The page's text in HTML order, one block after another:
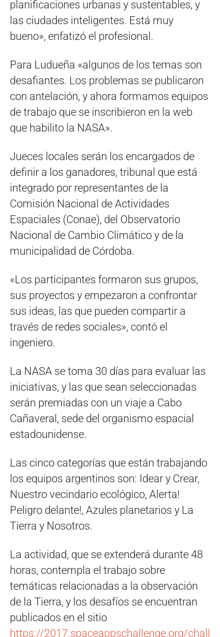
planificaciones urbanas y sustentables, y
las ciudades inteligentes. Está muy
bueno», enfatizó el profesional.
Para Ludueña «algunos de los temas son
desafiantes. Los problemas se publicaron
con antelación, y ahora formamos equipos
de trabajo que se inscribieron en la web
que habilito la NASA».
Jueces locales serán los encargados de
definir a los ganadores, tribunal que está
integrado por representantes de la
Comisión Nacional de Actividades
Espaciales (Conae), del Observatorio
Nacional de Cambio Climático y de la
municipalidad de Córdoba.
«Los participantes formaron sus grupos,
sus proyectos y empezaron a confrontar
sus ideas, las que pueden compartir a
través de redes sociales», contó el
ingeniero.
La NASA se toma 30 días para evaluar las
iniciativas, y las que sean seleccionadas
serán premiadas con un viaje a Cabo
Cañaveral, sede del organismo espacial
estadounidense.
Las cinco categorías que están trabajando
los equipos argentinos son: Idear y Crear,
Nuestro vecindario ecológico, Alerta!
Peligro delante!, Azules planetarios y La
Tierra y Nosotros.
La actividad, que se extenderá durante 48
horas, contempla el trabajo sobre
temáticas relacionadas a la observación
de la Tierra, y los desafíos se encuentran
publicados en el sitio
https://2017.spaceappschallenge.org/chall